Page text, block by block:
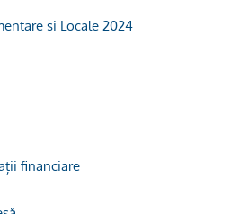
si Locale 2024
financiare